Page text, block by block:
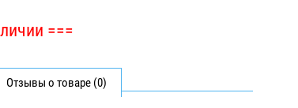
===
Отзывы о товаре (0)